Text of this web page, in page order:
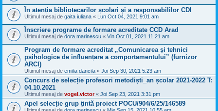
În atenția bibliotecarilor școlari și a responsabililor CDI
Ultimul mesaj de gaita iuliana « Lun Oct 04, 2021 9:01 am
Înscriere programe de formare acreditate CCD Arad
Ultimul mesaj de dora.marinescu « Vin Oct 01, 2021 11:21 am
Program de formare acreditat „Comunicarea și tehnici
psihologice de influențare a comportamentului” (furnizor
ARCI)
Ultimul mesaj de emilia dancila « Joi Sep 30, 2021 5:23 am
Concurs de selecție profesori metodiști_an școlar 2021-2022 T:
04.10.2021
Ultimul mesaj de vogel.victor« Joi Sep 23, 2021 3:31 pm
Apel selecție grup țintă proiect POCU/904/6/25/146589